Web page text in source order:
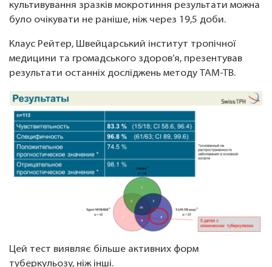
культивування зразків мокротиння результати можна
було очікувати не раніше, ніж через 19,5 доби.
Клаус Рейтер, Швейцарський інститут тропічної
медицини та громадського здоров’я, презентував
результати останніх досліджень методу TAM-TB.
Цей тест виявляє більше активних форм
туберкульозу, ніж інші.